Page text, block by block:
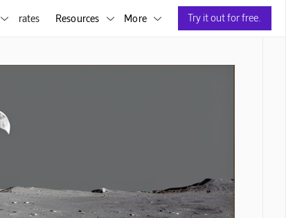
 rates Resources  More  Try it out for free.